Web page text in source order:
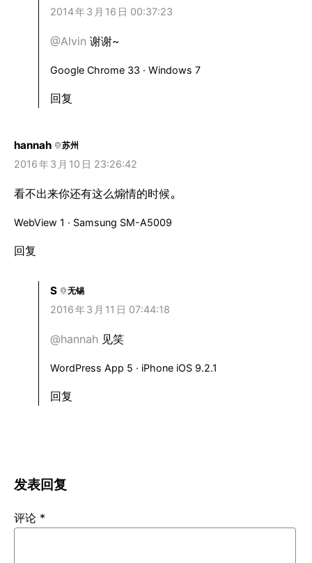
2014年3 月 16 日 00:37:23
@Alvin 谢谢~
Google Chrome 33 · Windows 7
回复
hannah 苏州
2016年3 月 10 日 23:26:42
看不出来你还有这么煽情的时候。
WebView 1 · Samsung SM-A5009
回复
S 无锡
2016年3 月 11 日 07:44:18
@hannah 见笑
WordPress App 5 · iPhone iOS 9.2.1
回复
发表回复
评论 *